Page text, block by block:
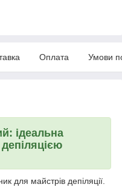
Оплата Умови
ідеальна
для майстрів депіляції.